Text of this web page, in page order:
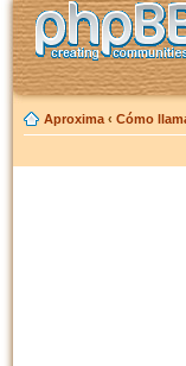
Aproxima ‹ Cómo